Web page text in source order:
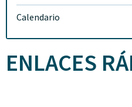
Calendario
ENLACES